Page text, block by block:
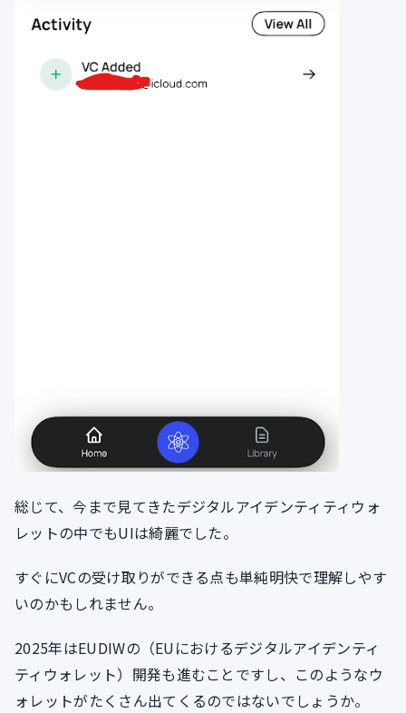
総じて、今まで見てきたデジタルアイデンティティウォ
レットの中でもUIは綺麗でした。
すぐにVCの受け取りができる点も単純明快で理解しやす
いのかもしれません。
2025年はEUDIWの（EUにおけるデジタルアイデンティ
ティウォレット）開発も進むことですし、このようなウ
ォレットがたくさん出てくるのではないでしょうか。